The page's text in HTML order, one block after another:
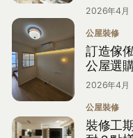
2026年4月
公屋裝修
訂造傢
公屋選
2026年4月
公屋裝修
裝修工